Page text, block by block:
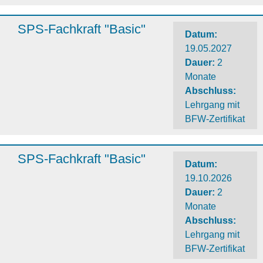
SPS-Fachkraft "Basic"
Datum:
19.05.2027
Dauer: 2
Monate
Abschluss:
Lehrgang mit
BFW-Zertifikat
SPS-Fachkraft "Basic"
Datum:
19.10.2026
Dauer: 2
Monate
Abschluss:
Lehrgang mit
BFW-Zertifikat